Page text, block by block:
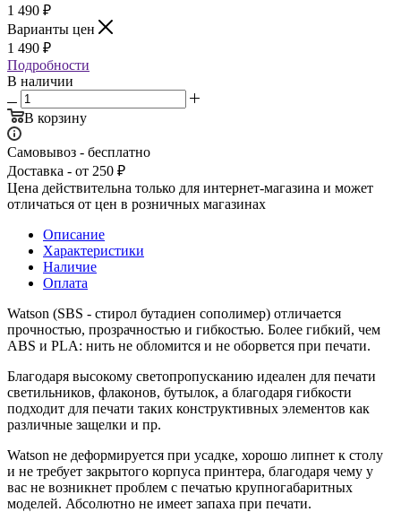
1 490 ₽
Варианты цен
1 490 ₽
Подробности
В наличии
В корзину
Самовывоз - бесплатно
Доставка - от 250 ₽
Цена действительна только для интернет-магазина и может
отличаться от цен в розничных магазинах
Описание
Характеристики
Наличие
Оплата
Watson (SBS - стирол бутадиен сополимер) отличается
прочностью, прозрачностью и гибкостью. Более гибкий, чем
ABS и PLA: нить не обломится и не оборвется при печати.
Благодаря высокому светопропусканию идеален для печати
светильников, флаконов, бутылок, а благодаря гибкости
подходит для печати таких конструктивных элементов как
различные защелки и пр.
Watson не деформируется при усадке, хорошо липнет к столу
и не требует закрытого корпуса принтера, благодаря чему у
вас не возникнет проблем с печатью крупногабаритных
моделей. Абсолютно не имеет запаха при печати.